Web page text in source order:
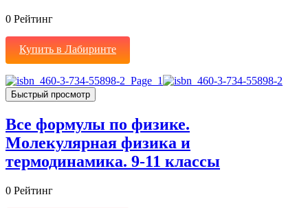
0 Рейтинг
Купить в Лабиринте
Быстрый просмотр
Все формулы по физике.
Молекулярная физика и
термодинамика. 9-11 классы
0 Рейтинг